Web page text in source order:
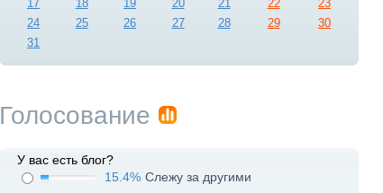
17
18 19 20 21 22
23
24
25 26 27 28 29
30
31
Голосование
У вас есть блог?
15.4% Слежу за другими